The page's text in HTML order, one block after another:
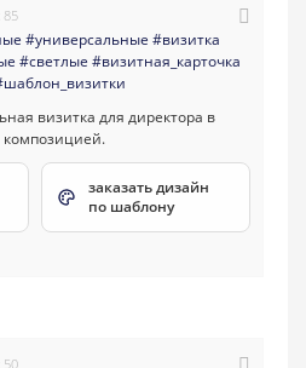
85
#универсальные #визитка
#светлые #визитная_карточка
заказать дизайн
по шаблону
50